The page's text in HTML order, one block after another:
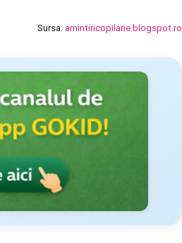
Sursa: amintiricopilarie.blogspot.ro